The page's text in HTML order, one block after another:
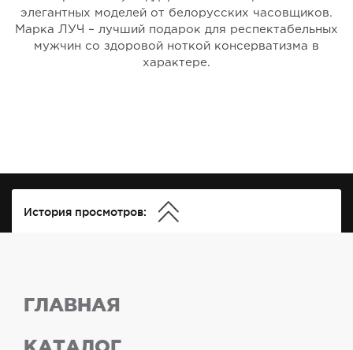
элегантных моделей от белорусских часовщиков.
Марка ЛУЧ – лучший подарок для респектабельных
мужчин со здоровой ноткой консерватизма в
характере.
История просмотров:
ГЛАВНАЯ